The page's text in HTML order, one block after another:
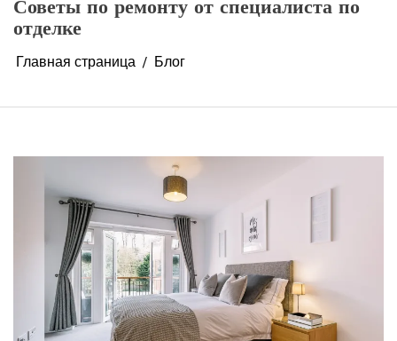
Советы по ремонту от специалиста по
отделке
Главная страница Блог